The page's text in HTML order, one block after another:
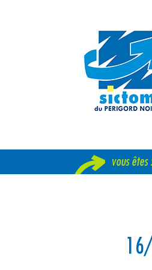
vous êtes :